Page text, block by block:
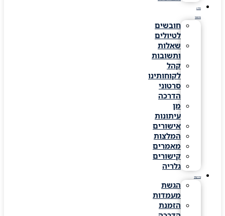
חובשים
לטיולים
שאלות
ותשובות
קהל
לקוחותינו
סרטוני
הדרכה
מן
עיתונות
אישורים
המלצות
מאמרים
קישורים
גלריה
הגשת
מעמדות
הזמנת